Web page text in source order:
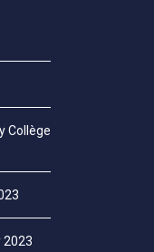
Collège
2023